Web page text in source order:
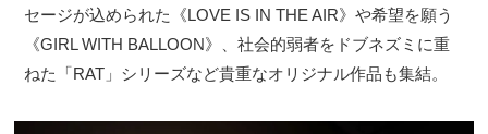
セージが込められた《LOVE IS IN THE AIR》や希望を願う
《GIRL WITH BALLOON》、社会的弱者をドブネズミに重
ねた「RAT」シリーズなど貴重なオリジナル作品も集結。